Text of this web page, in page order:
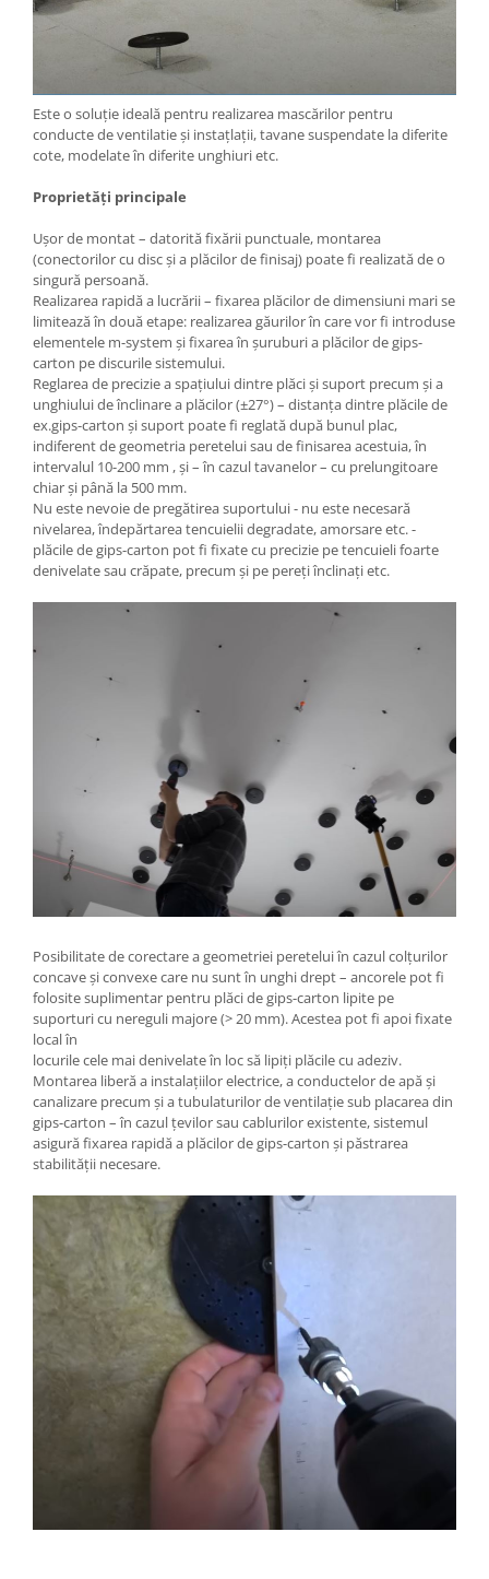
Este o soluție ideală pentru realizarea mascărilor pentru
conducte de ventilatie și instațlații, tavane suspendate la diferite
cote, modelate în diferite unghiuri etc.
Proprietăți principale
Ușor de montat – datorită fixării punctuale, montarea
(conectorilor cu disc și a plăcilor de finisaj) poate fi realizată de o
singură persoană.
Realizarea rapidă a lucrării – fixarea plăcilor de dimensiuni mari se
limitează în două etape: realizarea găurilor în care vor fi introduse
elementele m-system și fixarea în șuruburi a plăcilor de gips-
carton pe discurile sistemului.
Reglarea de precizie a spațiului dintre plăci și suport precum și a
unghiului de înclinare a plăcilor (±27°) – distanța dintre plăcile de
ex.gips-carton și suport poate fi reglată după bunul plac,
indiferent de geometria peretelui sau de finisarea acestuia, în
intervalul 10-200 mm , și – în cazul tavanelor – cu prelungitoare
chiar și până la 500 mm.
Nu este nevoie de pregătirea suportului - nu este necesară
nivelarea, îndepărtarea tencuielii degradate, amorsare etc. -
plăcile de gips-carton pot fi fixate cu precizie pe tencuieli foarte
denivelate sau crăpate, precum și pe pereți înclinați etc.
Posibilitate de corectare a geometriei peretelui în cazul colțurilor
concave și convexe care nu sunt în unghi drept – ancorele pot fi
folosite suplimentar pentru plăci de gips-carton lipite pe
suporturi cu nereguli majore (> 20 mm). Acestea pot fi apoi fixate
local în
locurile cele mai denivelate în loc să lipiți plăcile cu adeziv.
Montarea liberă a instalațiilor electrice, a conductelor de apă și
canalizare precum și a tubulaturilor de ventilație sub placarea din
gips-carton – în cazul țevilor sau cablurilor existente, sistemul
asigură fixarea rapidă a plăcilor de gips-carton și păstrarea
stabilității necesare.